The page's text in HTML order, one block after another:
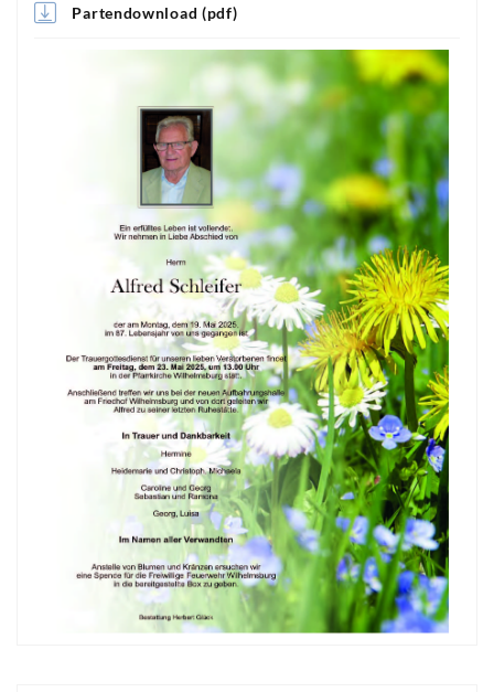
Partendownload (pdf)